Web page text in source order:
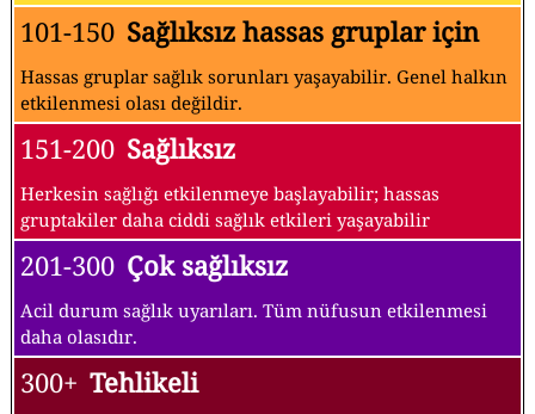
101-150 Sağlıksız hassas gruplar için
Hassas gruplar sağlık sorunları yaşayabilir. Genel halkın
etkilenmesi olası değildir.
151-200 Sağlıksız
Herkesin sağlığı etkilenmeye başlayabilir; hassas
gruptakiler daha ciddi sağlık etkileri yaşayabilir
201-300 Çok sağlıksız
Acil durum sağlık uyarıları. Tüm nüfusun etkilenmesi
daha olasıdır.
300+ Tehlikeli